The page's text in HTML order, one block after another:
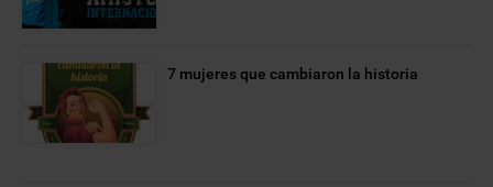
7 mujeres que cambiaron la historia